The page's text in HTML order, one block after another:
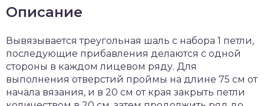
Описание
Вывязывается треугольная шаль с набора 1 петли,
последующие прибавления делаются с одной
стороны в каждом лицевом ряду. Для
выполнения отверстий проймы на длине 75 см от
начала вязания, и в 20 см от края закрыть петли